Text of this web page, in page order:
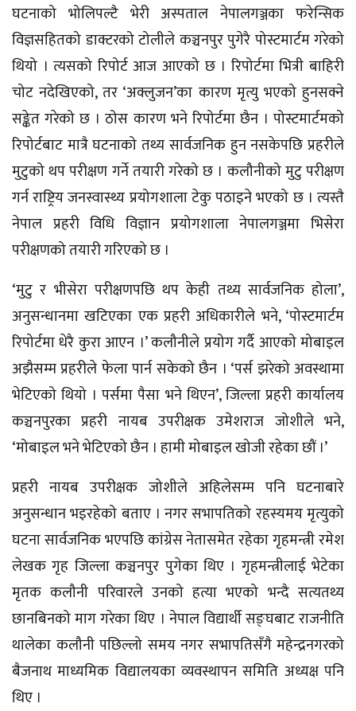
घटनाको भोलिपल्टै भेरी अस्पताल नेपालगञ्जका फरेन्सिक
विज्ञसहितको डाक्टरको टोलीले कञ्चनपुर पुगेरै पोस्टमार्टम गरेको
थियो । त्यसको रिपोर्ट आज आएको छ । रिपोर्टमा भित्री बाहिरी
चोट नदेखिएको, तर ‘अक्लुजन’का कारण मृत्यु भएको हुनसक्ने
सङ्केत गरेको छ । ठोस कारण भने रिपोर्टमा छैन । पोस्टमार्टमको
रिपोर्टबाट मात्रै घटनाको तथ्य सार्वजनिक हुन नसकेपछि प्रहरीले
मुटुको थप परीक्षण गर्ने तयारी गरेको छ । कलौनीको मुटु परीक्षण
गर्न राष्ट्रिय जनस्वास्थ्य प्रयोगशाला टेकु पठाइने भएको छ । त्यस्तै
नेपाल प्रहरी विधि विज्ञान प्रयोगशाला नेपालगञ्जमा भिसेरा
परीक्षणको तयारी गरिएको छ ।
‘मुटु र भीसेरा परीक्षणपछि थप केही तथ्य सार्वजनिक होला’,
अनुसन्धानमा खटिएका एक प्रहरी अधिकारीले भने, ‘पोस्टमार्टम
रिपोर्टमा धेरै कुरा आएन ।’ कलौनीले प्रयोग गर्दै आएको मोबाइल
अझैसम्म प्रहरीले फेला पार्न सकेको छैन । ‘पर्स झरेको अवस्थामा
भेटिएको थियो । पर्समा पैसा भने थिएन’, जिल्ला प्रहरी कार्यालय
कञ्चनपुरका प्रहरी नायब उपरीक्षक उमेशराज जोशीले भने,
‘मोबाइल भने भेटिएको छैन । हामी मोबाइल खोजी रहेका छौं ।’
प्रहरी नायब उपरीक्षक जोशीले अहिलेसम्म पनि घटनाबारे
अनुसन्धान भइरहेको बताए । नगर सभापतिको रहस्यमय मृत्युको
घटना सार्वजनिक भएपछि कांग्रेस नेतासमेत रहेका गृहमन्त्री रमेश
लेखक गृह जिल्ला कञ्चनपुर पुगेका थिए । गृहमन्त्रीलाई भेटेका
मृतक कलौनी परिवारले उनको हत्या भएको भन्दै सत्यतथ्य
छानबिनको माग गरेका थिए । नेपाल विद्यार्थी सङ्घबाट राजनीति
थालेका कलौनी पछिल्लो समय नगर सभापतिसँगै महेन्द्रनगरको
बैजनाथ माध्यमिक विद्यालयका व्यवस्थापन समिति अध्यक्ष पनि
थिए ।